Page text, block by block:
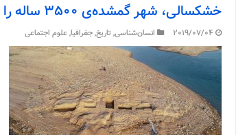
خشکسالی، شهر گمشده‌ی ۳۵۰۰ ساله را از زیر آب بیرون کشید
2019/07/04 انسان‌شناسی, تاریخ,جغرافیا,علوم اجتماعی